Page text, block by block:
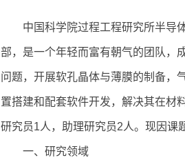
中国科学院过程工程研究所半导
部，是一个年轻而富有朝气的团队，
问题，开展软孔晶体与薄膜的制备，
置搭建和配套软件开发，解决其在材
研究员1人，助理研究员2人。 现因课
一、研究领域